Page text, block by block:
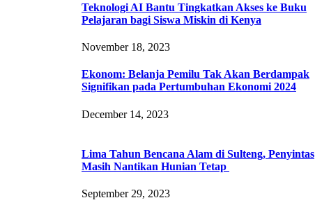
Teknologi AI Bantu Tingkatkan Akses ke Buku
Pelajaran bagi Siswa Miskin di Kenya
November 18, 2023
Ekonom: Belanja Pemilu Tak Akan Berdampak
Signifikan pada Pertumbuhan Ekonomi 2024
December 14, 2023
Lima Tahun Bencana Alam di Sulteng, Penyintas
Masih Nantikan Hunian Tetap
September 29, 2023